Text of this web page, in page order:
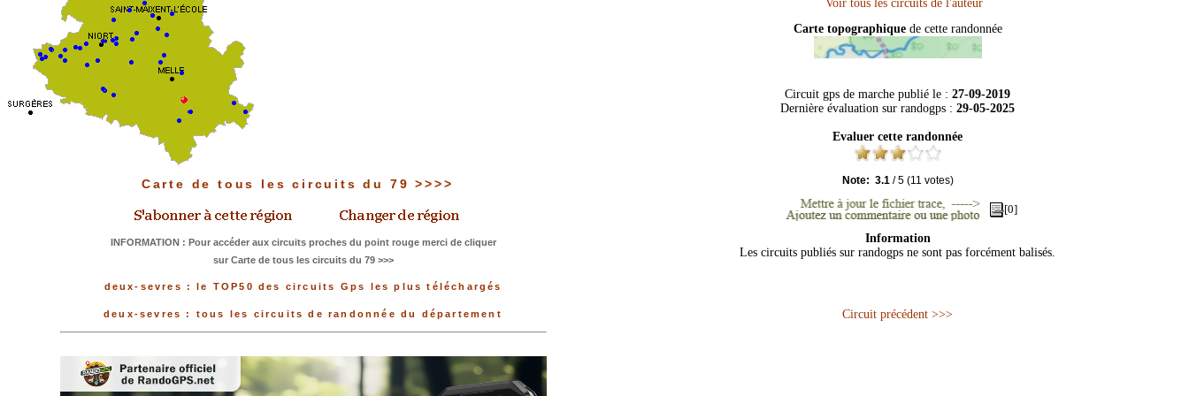
Carte de tous les circuits du 79 >>>>
INFORMATION : Pour accéder aux circuits proches du point rouge merci de cliquer
sur Carte de tous les circuits du 79 >>>
deux-sevres : le TOP50 des circuits Gps les plus téléchargés
deux-sevres : tous les circuits de randonnée du département
Carte topographique de cette randonnée
Circuit gps de marche publié le : 27-09-2019
Dernière évaluation sur randogps : 29-05-2025
Evaluer cette randonnée
Note: 3.1/5(11 votes)
[0]
Information
Les circuits publiés sur randogps ne sont pas forcément balisés.
Circuit précédent >>>